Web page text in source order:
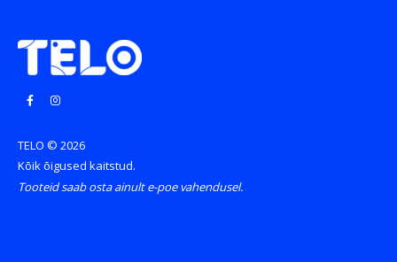
TELO © 2026
Kõik õigused kaitstud.
Tooteid saab osta ainult e-poe vahendusel.